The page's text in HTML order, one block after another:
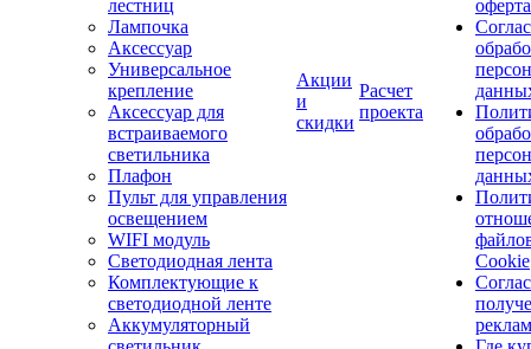
лестниц
Лампочка
Аксессуар
Универсальное
крепление
Аксессуар для
встраиваемого
светильника
Плафон
Пульт для управления
освещением
WIFI модуль
Светодиодная лента
Комплектующие к
светодиодной ленте
Аккумуляторный
Акции
и
скидки
Расчет
проекта
оферта
Cookie